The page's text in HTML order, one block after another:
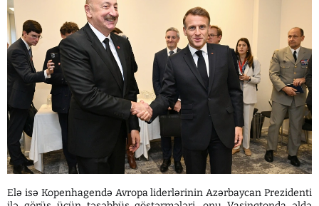
Elə isə Kopenhagendə Avropa liderlərinin Azərbaycan Prezidenti